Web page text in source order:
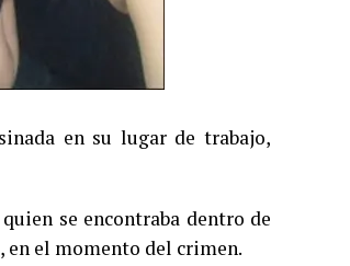
en su lugar de trabajo,
se encontraba dentro de
en el momento del crimen.